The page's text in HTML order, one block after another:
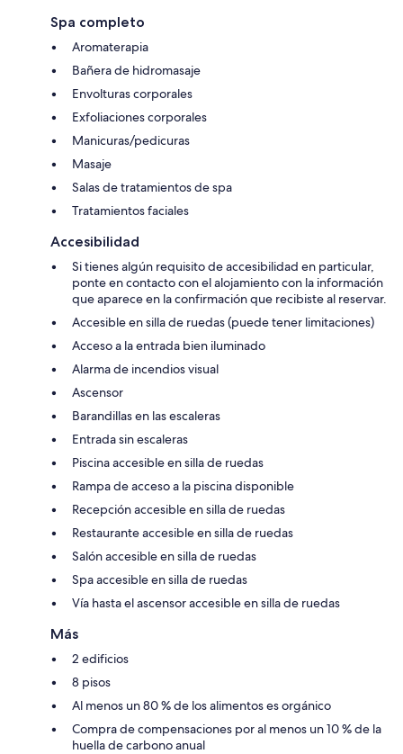
Spa completo
Aromaterapia
Bañera de hidromasaje
Envolturas corporales
Exfoliaciones corporales
Manicuras/pedicuras
Masaje
Salas de tratamientos de spa
Tratamientos faciales
Accesibilidad
Si tienes algún requisito de accesibilidad en particular,
ponte en contacto con el alojamiento con la información
que aparece en la confirmación que recibiste al reservar.
Accesible en silla de ruedas (puede tener limitaciones)
Acceso a la entrada bien iluminado
Alarma de incendios visual
Ascensor
Barandillas en las escaleras
Entrada sin escaleras
Piscina accesible en silla de ruedas
Rampa de acceso a la piscina disponible
Recepción accesible en silla de ruedas
Restaurante accesible en silla de ruedas
Salón accesible en silla de ruedas
Spa accesible en silla de ruedas
Vía hasta el ascensor accesible en silla de ruedas
Más
2 edificios
8 pisos
Al menos un 80 % de los alimentos es orgánico
Compra de compensaciones por al menos un 10 % de la
huella de carbono anual